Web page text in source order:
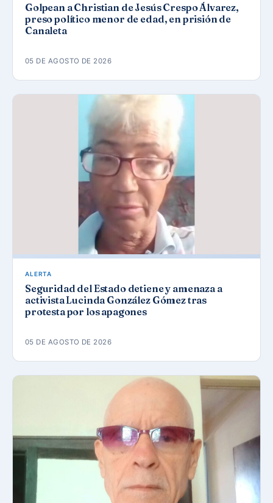
Golpean a Christian de Jesús Crespo Álvarez,
preso político menor de edad, en prisión de
Canaleta
05 DE AGOSTO DE 2026
ALERTA
Seguridad del Estado detiene y amenaza a
activista Lucinda González Gómez tras
protesta por los apagones
05 DE AGOSTO DE 2026